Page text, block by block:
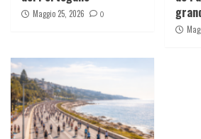
Maggio 25, 2026 0